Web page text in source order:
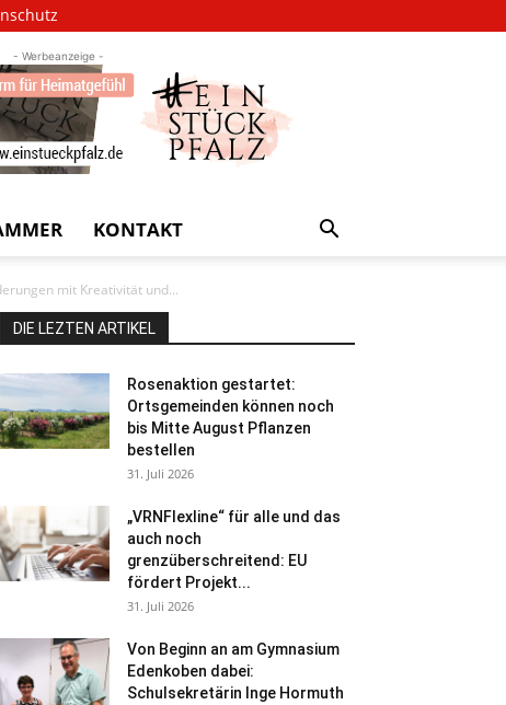
- Werbeanzeige -
KONTAKT
mit Kreativität und...
DIE LEZTEN ARTIKEL
Rosenaktion gestartet:
Ortsgemeinden können noch
bis Mitte August Pflanzen
bestellen
31. Juli 2026
„VRNFlexline“ für alle und das
auch noch
grenzüberschreitend: EU
fördert Projekt...
31. Juli 2026
Von Beginn an am Gymnasium
Edenkoben dabei:
Schulsekretärin Inge Hormuth